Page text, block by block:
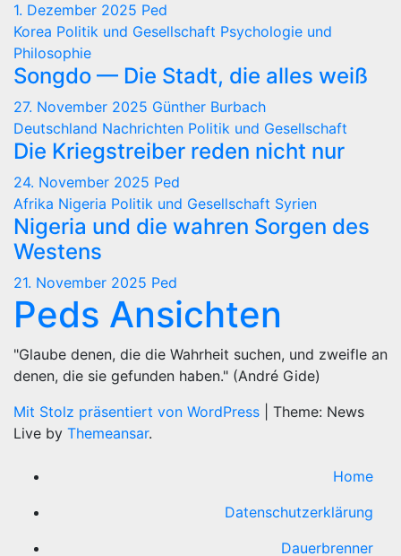
1. Dezember 2025 Ped
Korea Politik und Gesellschaft Psychologie und
Philosophie
Songdo — Die Stadt, die alles weiß
27. November 2025 Günther Burbach
Deutschland Nachrichten Politik und Gesellschaft
Die Kriegstreiber reden nicht nur
24. November 2025 Ped
Afrika Nigeria Politik und Gesellschaft Syrien
Nigeria und die wahren Sorgen des
Westens
21. November 2025 Ped
Peds Ansichten
"Glaube denen, die die Wahrheit suchen, und zweifle an
denen, die sie gefunden haben." (André Gide)
Mit Stolz präsentiert von WordPress
Theme: News
Live by Themeansar.
Home
Datenschutzerklärung
Dauerbrenner